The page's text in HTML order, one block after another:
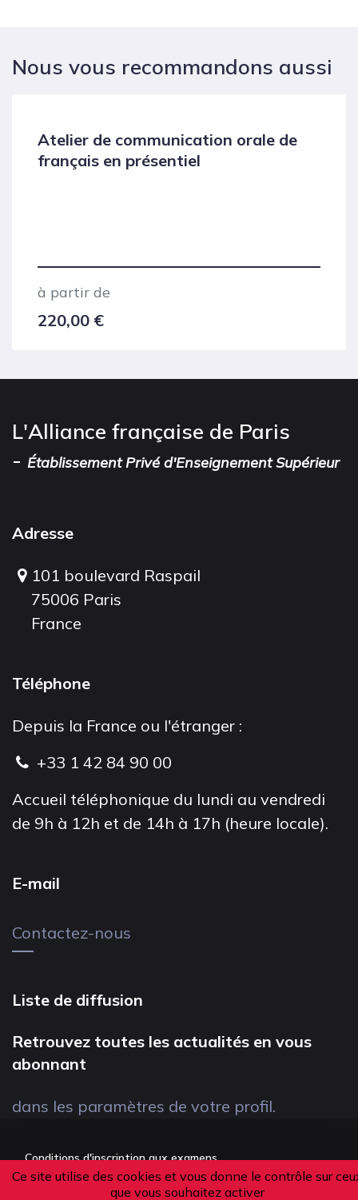
Ce site utilise des cookies et vous donne le contrôle sur
que vous souhaitez activer
Nous vous recommandons aussi
Atelier de communication orale de
français en présentiel
à partir de
220,00 €
L'Alliance française de Paris
- Établissement Privé d'Enseignement Supérieur
Adresse
101 boulevard Raspail
75006 Paris
France
Téléphone
Depuis la France ou l'étranger :
+33 1 42 84 90 00
Accueil téléphonique du lundi au vendredi
de 9h à 12h et de 14h à 17h (heure locale).
E-mail
Contactez-nous
Liste de diffusion
Retrouvez toutes les actualités en vous
abonnant
dans les paramètres de votre profil.
Conditions d'inscription aux examens
Politique de confidentialité